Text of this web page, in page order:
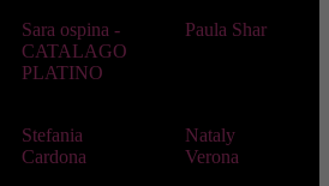
Sara ospina -
CATALAGO
PLATINO
Paula Shar
Stefania
Cardona
Nataly
Verona